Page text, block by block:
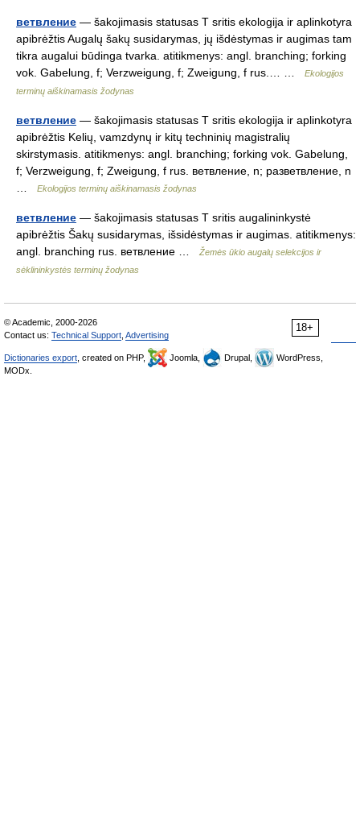
ветвление — šakojimasis statusas T sritis ekologija ir aplinkotyra
apibrėžtis Augalų šakų susidarymas, jų išdėstymas ir augimas tam
tikra augalui būdinga tvarka. atitikmenys: angl. branching; forking
vok. Gabelung, f; Verzweigung, f; Zweigung, f rus.… …
Ekologijos
terminų aiškinamasis žodynas
ветвление — šakojimasis statusas T sritis ekologija ir aplinkotyra
apibrėžtis Kelių, vamzdynų ir kitų techninių magistralių
skirstymasis. atitikmenys: angl. branching; forking vok. Gabelung,
f; Verzweigung, f; Zweigung, f rus. ветвление, n; разветвление, n
Ekologijos terminų aiškinamasis žodynas
ветвление — šakojimasis statusas T sritis augalininkystė
apibrėžtis Šakų susidarymas, išsidėstymas ir augimas. atitikmenys:
angl. branching rus. ветвление …
Žemės ūkio augalų selekcijos ir
sėklininkystės terminų žodynas
18+
© Academic, 2000-2026
Contact us: Technical Support Advertising
Dictionaries export , created on PHP, Joomla, Drupal,
WordPress,
MODx.